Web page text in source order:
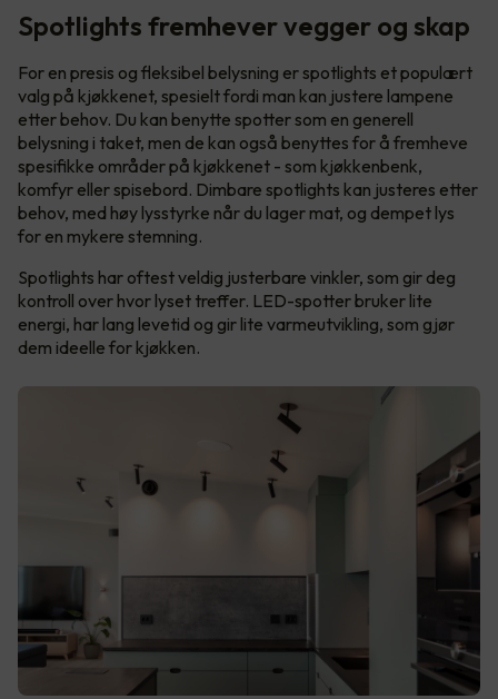
Spotlights fremhever vegger og skap
For en presis og fleksibel belysning er spotlights et populært
valg på kjøkkenet, spesielt fordi man kan justere lampene
etter behov. Du kan benytte spotter som en generell
belysning i taket, men de kan også benyttes for å fremheve
spesifikke områder på kjøkkenet - som kjøkkenbenk,
komfyr eller spisebord. Dimbare spotlights kan justeres etter
behov, med høy lysstyrke når du lager mat, og dempet lys
for en mykere stemning.
Spotlights har oftest veldig justerbare vinkler, som gir deg
kontroll over hvor lyset treffer. LED-spotter bruker lite
energi, har lang levetid og gir lite varmeutvikling, som gjør
dem ideelle for kjøkken.